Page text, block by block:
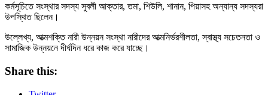
কর্মসূচিতে সংস্থার সদস্য সুবলী আক্তার, তমা, শিউলি, শানান, পিয়াসহ অন্যান্য সদস্যরা
উপস্থিত ছিলেন।
উল্লেখ্য, আত্মশক্তি নারী উন্নয়ন সংস্থা নারীদের আত্মনির্ভরশীলতা, স্বাস্থ্য সচেতনতা ও
সামাজিক উন্নয়নে দীর্ঘদিন ধরে কাজ করে যাচ্ছে।
Share this: